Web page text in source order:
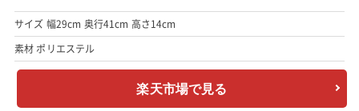
サイズ 幅29cm 奥行41cm 高さ14cm
素材 ポリエステル
楽天市場で見る